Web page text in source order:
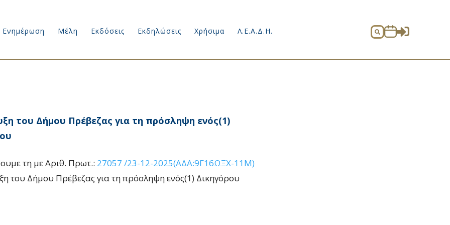
Ενημέρωση Μέλη Εκδόσεις Εκδηλώσεις Χρήσιμα Λ.Ε.Α.Δ.Η.  
του Δήμου Πρέβεζας για τη πρόσληψη ενός(1)
τη με Αριθ. Πρωτ.: 27057 /23-12-2025(ΑΔΑ:9Γ16ΩΞΧ-11Μ)
του Δήμου Πρέβεζας για τη πρόσληψη ενός(1) Δικηγόρου